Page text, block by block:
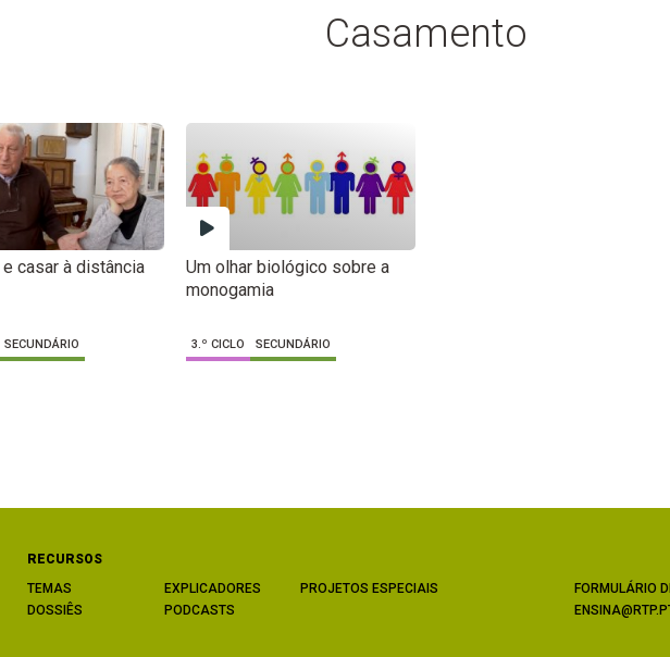
Casamento
e casar à distância
SECUNDÁRIO
Um olhar biológico sobre a
monogamia
3.º CICLO SECUNDÁRIO
RECURSOS
TEMAS
DOSSIÊS
EXPLICADORES
PODCASTS
PROJETOS ESPECIAIS
FORMULÁRIO